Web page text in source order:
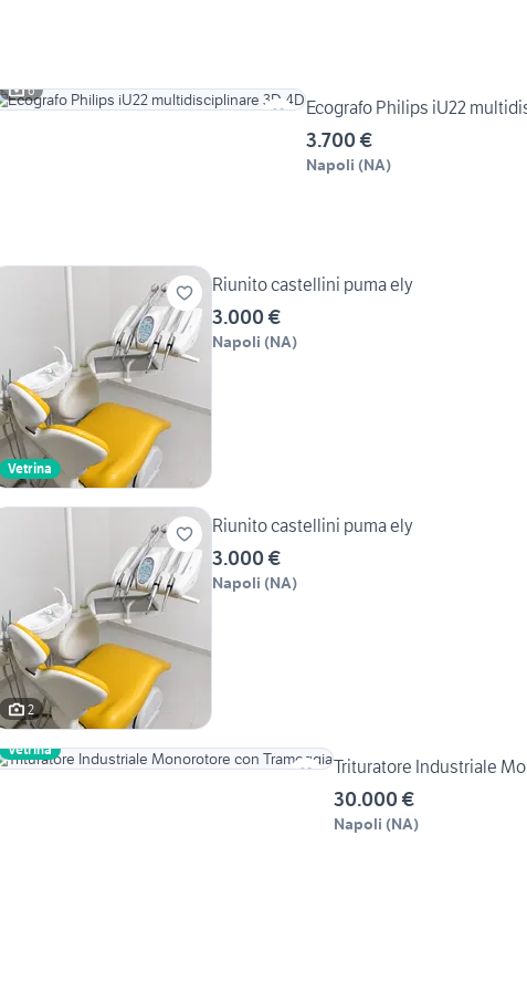
6
Ecografo Philips iU22
3.700 €
Napoli (NA)
Vetrina
Riunito castellini puma ely
3.000 €
Napoli (NA)
2
Riunito castellini puma ely
3.000 €
Napoli (NA)
Vetrina
Trituratore Industriale
30.000 €
Napoli (NA)